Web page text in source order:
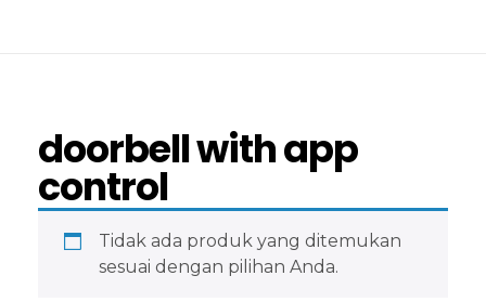
doorbell with app
control
Tidak ada produk yang ditemukan
sesuai dengan pilihan Anda.